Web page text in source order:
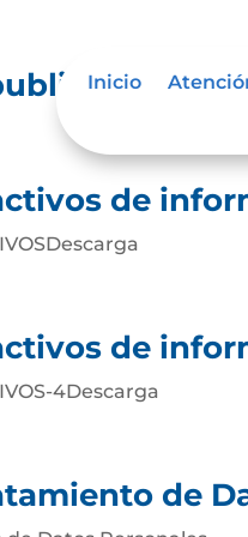
Inicio de
de
de
4Descarga
de